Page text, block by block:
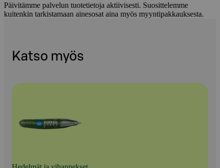
Päivitämme palvelun tuotetietoja aktiivisesti. Suosittelemme
kuitenkin tarkistamaan ainesosat aina myös myyntipakkauksesta.
Katso myös